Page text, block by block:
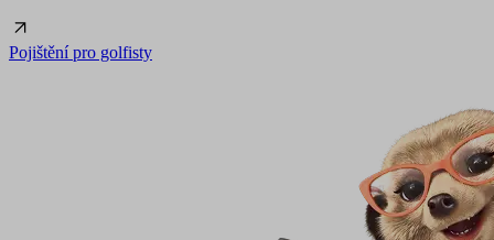
Pojištění pro golfisty